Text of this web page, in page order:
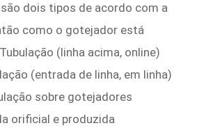
dois tipos de acordo com a
como o gotejador está
(linha acima, online)
(entrada de linha, em linha)
sobre gotejadores
orificial e produzida